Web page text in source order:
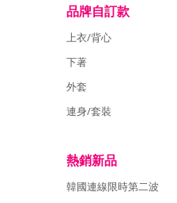
品牌自訂款
上衣/背心
下著
外套
連身/套裝
熱銷新品
韓國連線限時第二波